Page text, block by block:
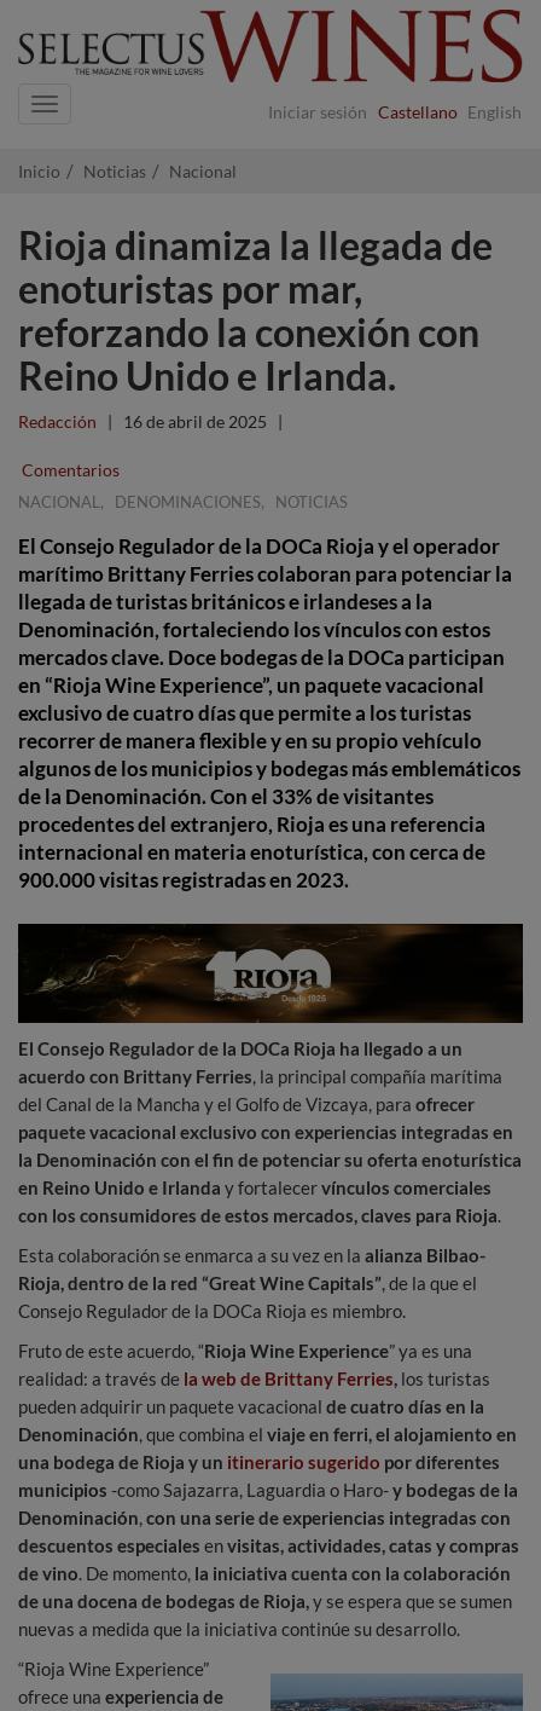
Iniciar sesión Castellano English
Navigation
Inicio Noticias Nacional
Rioja dinamiza la llegada de
enoturistas por mar,
reforzando la conexión con
Reino Unido e Irlanda.
Redacción | 16 de abril de 2025 |
Comentarios
NACIONAL , DENOMINACIONES, NOTICIAS
El Consejo Regulador de la DOCa Rioja y el operador
marítimo Brittany Ferries colaboran para potenciar la
llegada de turistas británicos e irlandeses a la
Denominación, fortaleciendo los vínculos con estos
mercados clave. Doce bodegas de la DOCa participan
en “Rioja Wine Experience”, un paquete vacacional
exclusivo de cuatro días que permite a los turistas
recorrer de manera flexible y en su propio vehículo
algunos de los municipios y bodegas más emblemáticos
de la Denominación. Con el 33% de visitantes
procedentes del extranjero, Rioja es una referencia
internacional en materia enoturística, con cerca de
900.000 visitas registradas en 2023.
El Consejo Regulador de la DOCa Rioja ha llegado a un
acuerdo con Brittany Ferries, la principal compañía marítima
del Canal de la Mancha y el Golfo de Vizcaya, para ofrecer
paquete vacacional exclusivo con experiencias integradas en
la Denominación con el fin de potenciar su oferta enoturística
en Reino Unido e Irlanda y fortalecervínculos comerciales
con los consumidores de estos mercados, claves para Rioja.
Esta colaboración se enmarca a su vez en la alianza Bilbao-
Rioja, dentro de la red “Great Wine Capitals”, de la que el
Consejo Regulador de la DOCa Rioja es miembro.
Fruto de este acuerdo, “Rioja Wine Experience” ya es una
realidad: a través de la web de Brittany Ferries, los turistas
pueden adquirir un paquete vacacional de cuatro días en la
Denominación, que combina el viaje en ferri, el alojamiento en
una bodega de Rioja y un itinerario sugerido por diferentes
municipios -como Sajazarra, Laguardia o Haro-y bodegas de la
Denominación,con una serie de experiencias integradas con
descuentos especiales envisitas, actividades, catas y compras
de vino. De momento, la iniciativa cuenta con la colaboración
de una docena de bodegas de Rioja,y se espera que se sumen
nuevas a medida que la iniciativa continúe su desarrollo.
“Rioja Wine Experience”
ofrece una experiencia de